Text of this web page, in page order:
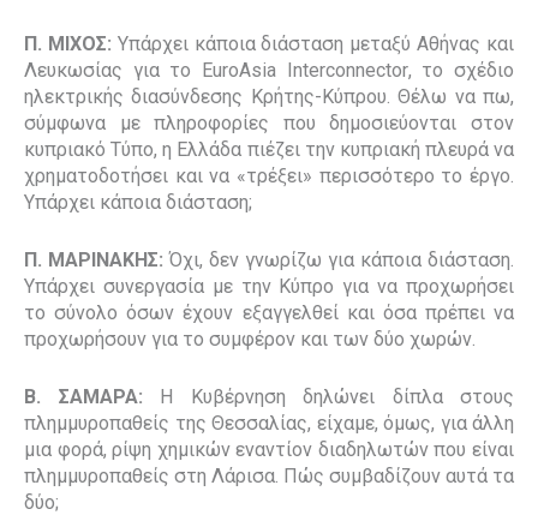
Π. ΜΙΧΟΣ: Υπάρχει κάποια διάσταση μεταξύ Αθήνας και
Λευκωσίας για το EuroAsia Interconnector, το σχέδιο
ηλεκτρικής διασύνδεσης Κρήτης-Κύπρου. Θέλω να πω,
σύμφωνα με πληροφορίες που δημοσιεύονται στον
κυπριακό Τύπο, η Ελλάδα πιέζει την κυπριακή πλευρά να
χρηματοδοτήσει και να «τρέξει» περισσότερο το έργο.
Υπάρχει κάποια διάσταση;
Π. ΜΑΡΙΝΑΚΗΣ:Όχι, δεν γνωρίζω για κάποια διάσταση.
Υπάρχει συνεργασία με την Κύπρο για να προχωρήσει
το σύνολο όσων έχουν εξαγγελθεί και όσα πρέπει να
προχωρήσουν για το συμφέρον και των δύο χωρών.
Β. ΣΑΜΑΡΑ: Η Κυβέρνηση δηλώνει δίπλα στους
πλημμυροπαθείς της Θεσσαλίας, είχαμε, όμως, για άλλη
μια φορά, ρίψη χημικών εναντίον διαδηλωτών που είναι
πλημμυροπαθείς στη Λάρισα. Πώς συμβαδίζουν αυτά τα
δύο;